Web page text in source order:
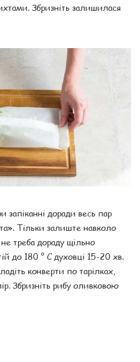
Збризніть залишилася
доради весь пар
Тільки залиште навколо
треба дораду щільно
до 180 ° С духовці 15-20 хв.
конверти по тарілках,
Збризніть рибу оливковою